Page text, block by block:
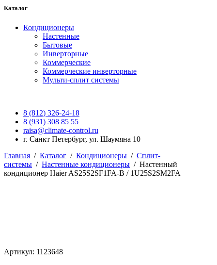
Каталог
Кондиционеры
Настенные
Бытовые
Инверторные
Коммерческие
Коммерческие инверторные
Мульти-сплит системы
8 (812) 326-24-18
8 (931) 308 85 55
raisa@climate-control.ru
г. Санкт Петербург, ул. Шаумяна 10
Главная / Каталог / Кондиционеры / Сплит-
системы / Настенные кондиционеры / Настенный
кондиционер Haier AS25S2SF1FA-B / 1U25S2SM2FA
Артикул: 1123648